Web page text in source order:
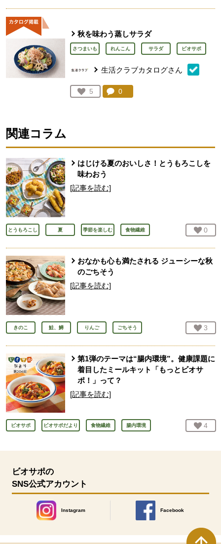
秋を味わう蒸しサラダ
さつまいも れんこん サラダ ビオサポ
生活クラブカタログさん
お気に入り登録：
5
人が登録
コメント：
0
関連コラム
はじける夏のおいしさ！とうもろこしを
味わおう
[記事を読む]
とうもろこし 夏 季節を楽しむ 食物繊維 お気
0
おなかも心も満たされる ジューシーな秋
のごちそう
[記事を読む]
きのこ 鮭、鱒 りんご ごちそう お気
3
第1弾のテーマは“腸内環境”。健康課題に
着目したミールキット「もっとビオサ
ポ！」って？
[記事を読む]
ビオサポ ビオサポだより 食物繊維 腸内環境 お気
4
ビオサポの
SNS公式アカウント
Instagram
別のウィンドウで開きます。
Facebook